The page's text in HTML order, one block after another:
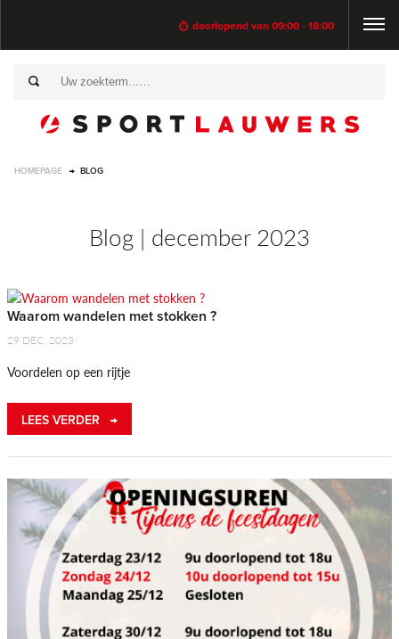
doorlopend van 09:00 - 18:00
HOMEPAGE BLOG
Blog | december 2023
Waarom wandelen met stokken ?
29 DEC. 2023
Voordelen op een rijtje
LEES VERDER